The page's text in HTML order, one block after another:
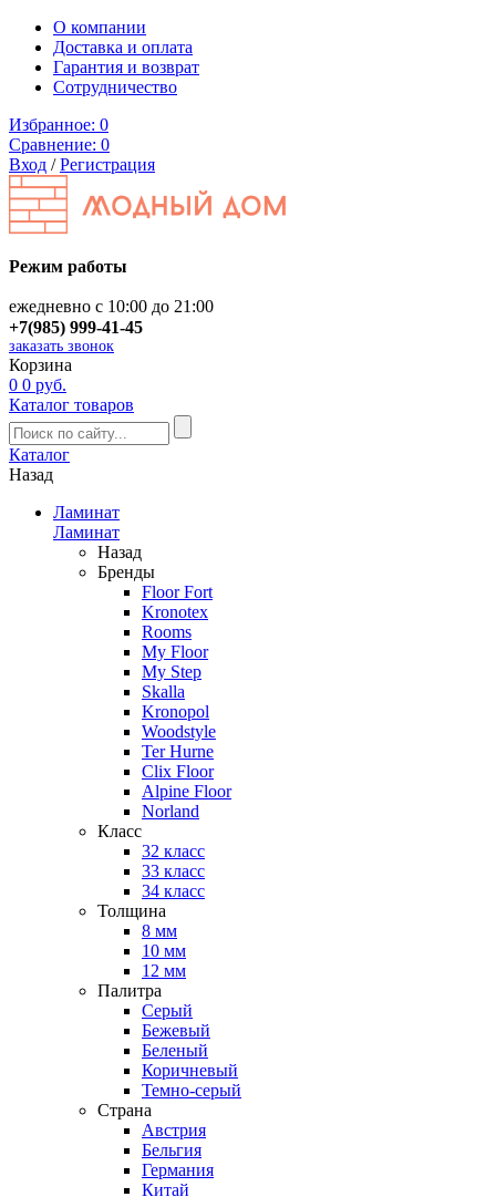
О компании
Доставка и оплата
Гарантия и возврат
Сотрудничество
Избранное: 0
Сравнение: 0
Вход /Регистрация
Режим работы
ежедневно с 10:00 до 21:00
+7(985) 999-41-45
заказать звонок
Корзина
0 0 руб.
Каталог товаров
Каталог
Назад
Ламинат
Ламинат
Назад
Бренды
Floor Fort
Kronotex
Rooms
My Floor
My Step
Skalla
Kronopol
Woodstyle
Ter Hurne
Clix Floor
Alpine Floor
Norland
Класс
32 класс
33 класс
34 класс
Толщина
8 мм
10 мм
12 мм
Палитра
Серый
Бежевый
Беленый
Коричневый
Темно-серый
Страна
Австрия
Бельгия
Германия
Китай